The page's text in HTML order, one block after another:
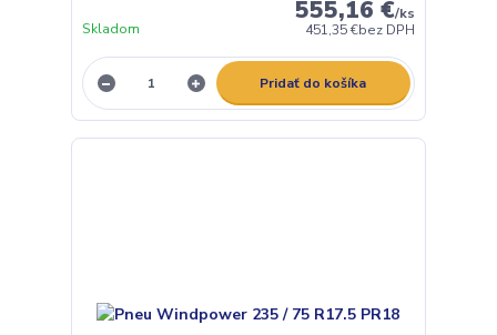
555,16 €/ks
451,35 €bez DPH
Skladom
Pridať do košíka